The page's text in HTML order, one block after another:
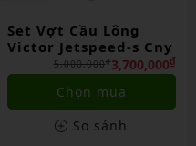
Set Vợt Cầu Lông
Victor Jetspeed-s Cny
3,700,000₫
5,000,000₫
Chọn mua
So sánh